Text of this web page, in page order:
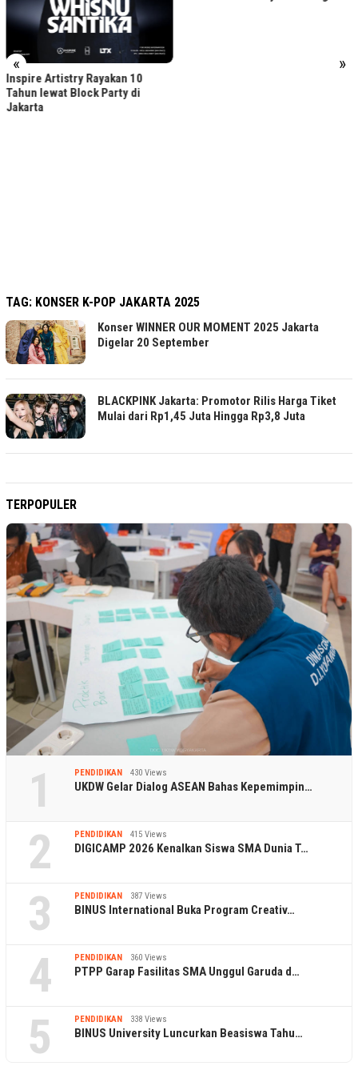
« »
Inspire Artistry Rayakan 10
Tahun lewat Block Party di
Jakarta
TAG: KONSER K-POP JAKARTA 2025
Konser WINNER OUR MOMENT 2025 Jakarta
Digelar 20 September
BLACKPINK Jakarta: Promotor Rilis Harga Tiket
Mulai dari Rp1,45 Juta Hingga Rp3,8 Juta
TERPOPULER
1 PENDIDIKAN 430 Views
UKDW Gelar Dialog ASEAN Bahas Kepemimpin…
2 PENDIDIKAN 415 Views
DIGICAMP 2026 Kenalkan Siswa SMA Dunia T…
3 PENDIDIKAN 387 Views
BINUS International Buka Program Creativ…
4 PENDIDIKAN 360 Views
PTPP Garap Fasilitas SMA Unggul Garuda d…
5 PENDIDIKAN 338 Views
BINUS University Luncurkan Beasiswa Tahu…